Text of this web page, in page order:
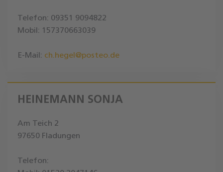
Telefon: 09351 9094822
Mobil: 157370663039
E-Mail: ch.hegel@posteo.de
HEINEMANN SONJA
Am Teich 2
97650 Fladungen
Telefon: